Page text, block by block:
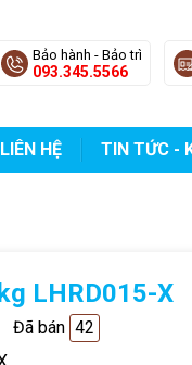
Bảo hành - Bảo trì
093.345.5566
LIÊN HỆ TIN TỨC -
LHRD015-X
Đã bán 42